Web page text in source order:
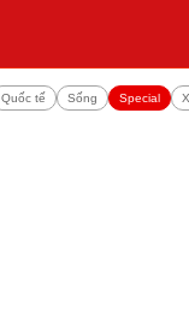
Quốc tế Sống Special